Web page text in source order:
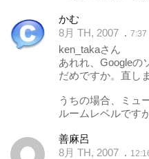
かむ
8月 TH, 2007
7:37
ken_takaさん
あれれ、Googleの
だめですか。直し
うちの場合、ミュ
ルームレベルです
善麻呂
8月 TH, 2007